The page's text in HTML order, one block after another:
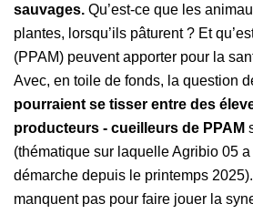
sauvages. Qu’est-ce que les
plantes, lorsqu’ils pâturent ? Et
(PPAM) peuvent apporter pour la
Avec, en toile de fonds, la question
pourraient se tisser entre des
producteurs - cueilleurs de PPAM
(thématique sur laquelle Agribio 05
démarche depuis le printemps
manquent pas pour faire jouer la